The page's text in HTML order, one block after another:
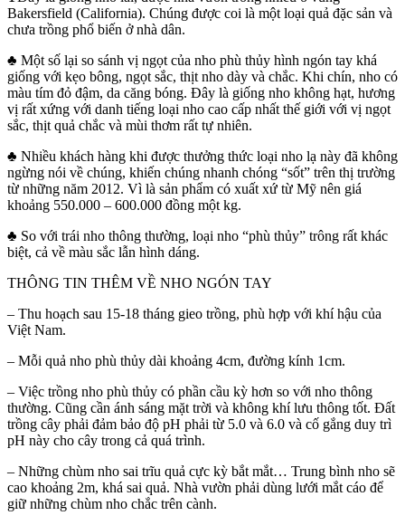
Bakersfield (California). Chúng được coi là một loại quả đặc sản và
chưa trồng phổ biến ở nhà dân.
♣ Một số lại so sánh vị ngọt của nho phù thủy hình ngón tay khá
giống với kẹo bông, ngọt sắc, thịt nho dày và chắc. Khi chín, nho có
màu tím đỏ đậm, da căng bóng. Đây là giống nho không hạt, hương
vị rất xứng với danh tiếng loại nho cao cấp nhất thế giới với vị ngọt
sắc, thịt quả chắc và mùi thơm rất tự nhiên.
♣ Nhiều khách hàng khi được thưởng thức loại nho lạ này đã không
ngừng nói về chúng, khiến chúng nhanh chóng “sốt” trên thị trường
từ những năm 2012. Vì là sản phẩm có xuất xứ từ Mỹ nên giá
khoảng 550.000 – 600.000 đồng một kg.
♣ So với trái nho thông thường, loại nho “phù thủy” trông rất khác
biệt, cả về màu sắc lẫn hình dáng.
THÔNG TIN THÊM VỀ NHO NGÓN TAY
– Thu hoạch sau 15-18 tháng gieo trồng, phù hợp với khí hậu của
Việt Nam.
– Mỗi quả nho phù thủy dài khoảng 4cm, đường kính 1cm.
– Việc trồng nho phù thủy có phần cầu kỳ hơn so với nho thông
thường. Cũng cần ánh sáng mặt trời và không khí lưu thông tốt. Đất
trồng cây phải đảm bảo độ pH phải từ 5.0 và 6.0 và cố gắng duy trì
pH này cho cây trong cả quá trình.
– Những chùm nho sai trĩu quả cực kỳ bắt mắt… Trung bình nho sẽ
cao khoảng 2m, khá sai quả. Nhà vườn phải dùng lưới mắt cáo để
giữ những chùm nho chắc trên cành.